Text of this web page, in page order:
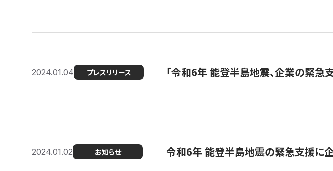
2024.01.04 プレスリリース 「令和6年 能登半島地震、企業の緊急
2024.01.02 お知らせ 令和6年 能登半島地震の緊急支援に企